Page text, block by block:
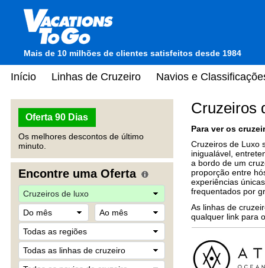
Mais de 10 milhões de clientes satisfeitos desde 1984
Início Linhas de Cruzeiro Navios e
Oferta 90 Dias
Os melhores descontos de último
minuto.
Encontre uma Oferta
Cruzeiros
Para ver os
Cruzeiros de Luxo
inigualável,
a bordo de um
proporção entre
experiências
frequentados por
As linhas de
qualquer link para